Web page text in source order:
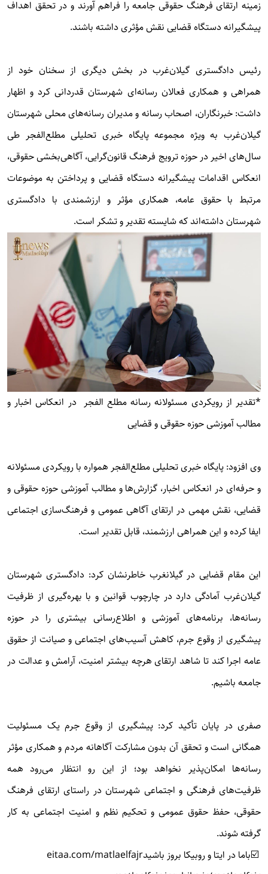
زمینه ارتقای فرهنگ حقوقی جامعه را فراهم آورند و در تحقق اهداف
پیشگیرانه دستگاه قضایی نقش مؤثری داشته باشند.
رئیس دادگستری گیلان‌غرب در بخش دیگری از سخنان خود از
همراهی و همکاری فعالان رسانه‌ای شهرستان قدردانی کرد و اظهار
داشت: خبرنگاران، اصحاب رسانه و مدیران رسانه‌های محلی شهرستان
گیلان‌غرب به ویژه مجموعه پایگاه خبری تحلیلی مطلع‌الفجر طی
سال‌های اخیر در حوزه ترویج فرهنگ قانون‌گرایی، آگاهی‌بخشی حقوقی،
انعکاس اقدامات پیشگیرانه دستگاه قضایی و پرداختن به موضوعات
مرتبط با حقوق عامه، همکاری مؤثر و ارزشمندی با دادگستری
شهرستان داشته‌اند که شایسته تقدیر و تشکر است.
*تقدیر از رویکردی مسئولانه رسانه مطلع الفجر در انعکاس اخبار و
مطالب آموزشی حوزه حقوقی و قضایی
وی افزود: پایگاه خبری تحلیلی مطلع‌الفجر همواره با رویکردی مسئولانه
و حرفه‌ای در انعکاس اخبار، گزارش‌ها و مطالب آموزشی حوزه حقوقی و
قضایی، نقش مهمی در ارتقای آگاهی عمومی و فرهنگ‌سازی اجتماعی
ایفا کرده و این همراهی ارزشمند، قابل تقدیر است.
این مقام قضایی در گیلانغرب خاطرنشان کرد: دادگستری شهرستان
گیلان‌غرب آمادگی دارد در چارچوب قوانین و با بهره‌گیری از ظرفیت
رسانه‌ها، برنامه‌های آموزشی و اطلاع‌رسانی بیشتری را در حوزه
پیشگیری از وقوع جرم، کاهش آسیب‌های اجتماعی و صیانت از حقوق
عامه اجرا کند تا شاهد ارتقای هرچه بیشتر امنیت، آرامش و عدالت در
جامعه باشیم.
صفری در پایان تأکید کرد: پیشگیری از وقوع جرم یک مسئولیت
همگانی است و تحقق آن بدون مشارکت آگاهانه مردم و همکاری مؤثر
رسانه‌ها امکان‌پذیر نخواهد بود؛ از این رو انتظار می‌رود همه
ظرفیت‌های فرهنگی و اجتماعی شهرستان در راستای ارتقای فرهنگ
حقوقی، حفظ حقوق عمومی و تحکیم نظم و امنیت اجتماعی به کار
گرفته شوند.
☑️باما در ایتا و روبیکا بروز باشیدeitaa.com/matlaelfajr